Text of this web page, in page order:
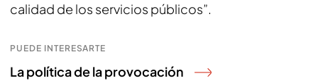
calidad de los servicios públicos”.
PUEDE INTERESARTE
La política de la provocación